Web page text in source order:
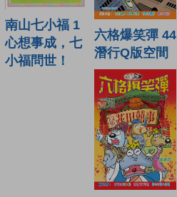
南山七小福 1
心想事成，七
小福問世！
六格爆笑彈 44
潛行Q版空間